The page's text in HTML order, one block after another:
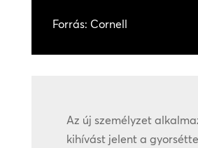
Forrás: Cornell
Az új személyzet
kihívást jelent a